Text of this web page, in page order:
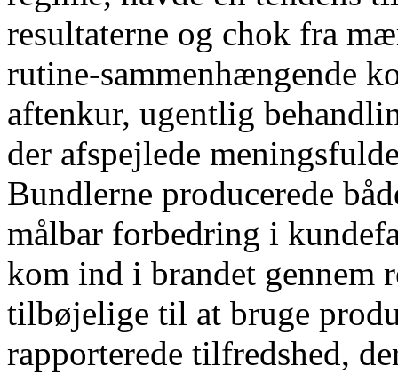
resultaterne og chok fra
rutine-sammenhængende
aftenkur, ugentlig
der afspejlede
Bundlerne producerede
målbar forbedring i
kom ind i brandet gennem
tilbøjelige til at bruge
rapporterede tilfredshed,